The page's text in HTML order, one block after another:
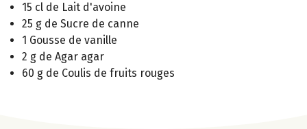
15 cl de Lait d'avoine
25 g de Sucre de canne
1 Gousse de vanille
2 g de Agar agar
60 g de Coulis de fruits rouges